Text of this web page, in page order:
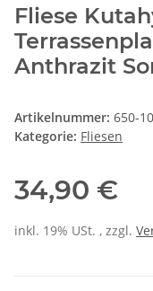
Fliese
Anthrazit
Artikelnummer: 650-
Kategorie: Fliesen
34,90 €
inkl. 19% USt. , zzgl.